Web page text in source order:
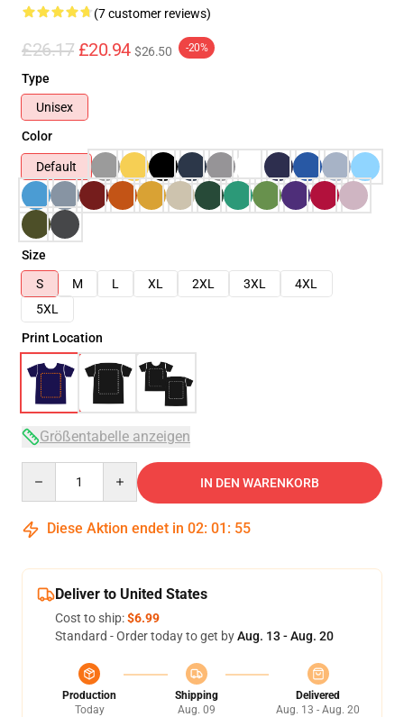
(7 customer reviews)
£26.17 £20.94 $26.50 -20%
Type
Unisex
Color
Default
Size
S
M L XL 2XL 3XL
4XL
5XL
Print Location
Größentabelle anzeigen
IN DEN WARENKORB
Diese Aktion endet in 02: 01 : 54
Deliver to United States
Cost to ship:$6.99
Standard - Order today to get byAug. 13 - Aug. 20
Production
Today
Shipping
Aug. 09
Delivered
Aug. 13 - Aug. 20